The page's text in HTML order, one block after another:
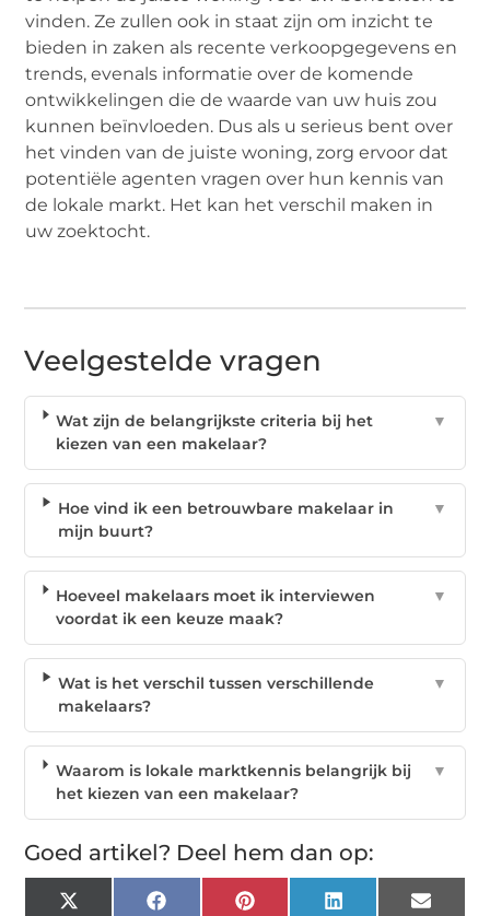
vinden. Ze zullen ook in staat zijn om inzicht te
bieden in zaken als recente verkoopgegevens en
trends, evenals informatie over de komende
ontwikkelingen die de waarde van uw huis zou
kunnen beïnvloeden. Dus als u serieus bent over
het vinden van de juiste woning, zorg ervoor dat
potentiële agenten vragen over hun kennis van
de lokale markt. Het kan het verschil maken in
uw zoektocht.
Veelgestelde vragen
Wat zijn de belangrijkste criteria bij het
kiezen van een makelaar?
▼
Hoe vind ik een betrouwbare makelaar in
mijn buurt?
▼
Hoeveel makelaars moet ik interviewen
voordat ik een keuze maak?
▼
Wat is het verschil tussen verschillende
makelaars?
▼
Waarom is lokale marktkennis belangrijk bij
het kiezen van een makelaar?
▼
Goed artikel? Deel hem dan op:
X Facebook Pinterest LinkedIn Email